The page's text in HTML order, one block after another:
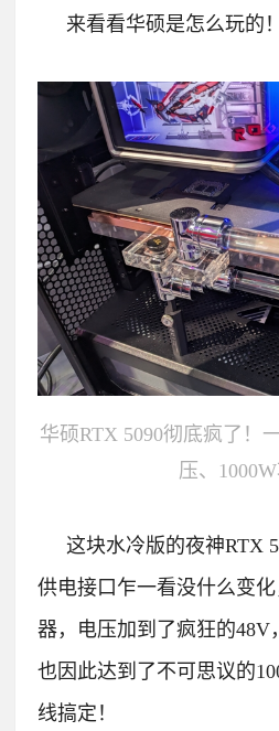
来看看华硕是怎么玩的！
华硕RTX 5090彻底疯了！
压、
这块水冷版的夜神RTX
供电接口乍一看没什么变
器，电压加到了疯狂的48V
也因此达到了不可思议的
线搞定！